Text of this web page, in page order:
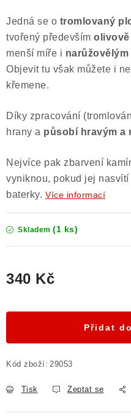
Jedná se o tromlovaný
tvořený především olivově
menší míře i
Objevit tu však můžete i
křemene.
Díky zpracování
hrany a působí hravým a
Nejvíce pak zbarvení
vyniknou, pokud jej
baterky. Více informací
Skladem (1 ks)
340 Kč
Přidat
Kód zboží: 29053
Tisk Zeptat se